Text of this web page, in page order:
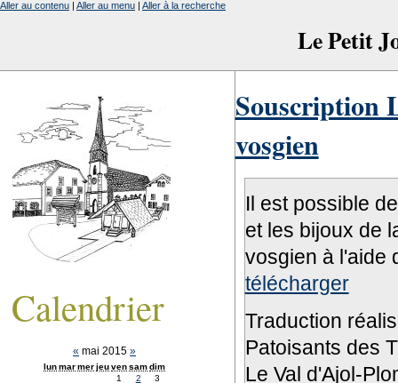
Le Petit
Aller au contenu | Aller au menu | Aller à la recherche
Souscription
vosgien
Il est possible
et les bijoux de
vosgien à l'aide
télécharger
Traduction
Patoisants des
Le Val d'Ajol-
Calendrier
« mai 2015»
lunmarmerjeuvensamdim
1
2
3